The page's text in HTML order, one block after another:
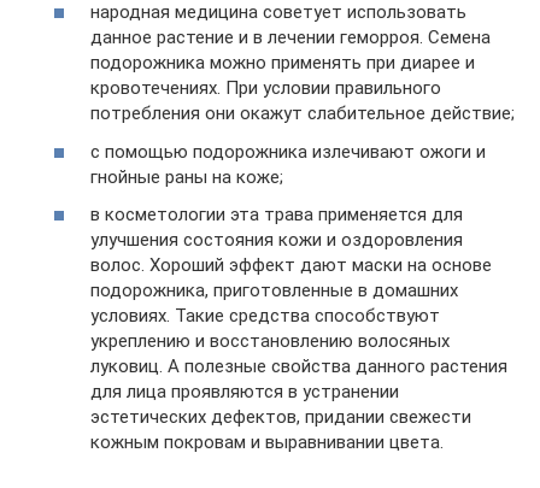
народная медицина советует использовать
данное растение и в лечении геморроя. Семена
подорожника можно применять при диарее и
кровотечениях. При условии правильного
потребления они окажут слабительное действие;
с помощью подорожника излечивают ожоги и
гнойные раны на коже;
в косметологии эта трава применяется для
улучшения состояния кожи и оздоровления
волос. Хороший эффект дают маски на основе
подорожника, приготовленные в домашних
условиях. Такие средства способствуют
укреплению и восстановлению волосяных
луковиц. А полезные свойства данного растения
для лица проявляются в устранении
эстетических дефектов, придании свежести
кожным покровам и выравнивании цвета.